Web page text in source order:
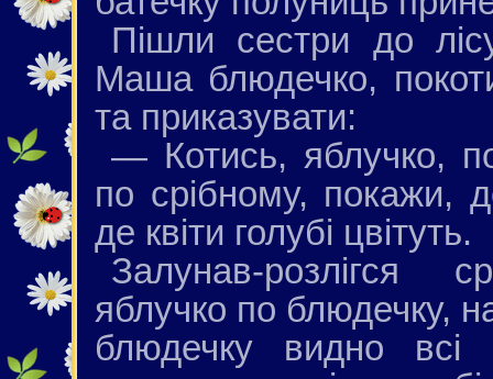
Пішли сестри до
Маша блюдечко,
та приказувати:
— Котись, яблучко,
по срібному, покажи,
де квіти голубі цвітуть.
Залунав-розлігся
яблучко по блюдечку,
блюдечку видно всі